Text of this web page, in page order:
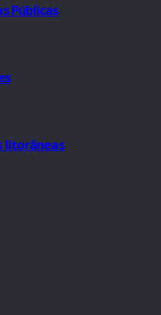
Públicas
litorâneas